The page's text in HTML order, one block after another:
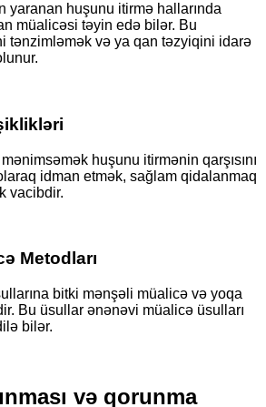
yaranan huşunu itirmə hallarında
müalicəsi təyin edə bilər. Bu
tənzimləmək və ya qan təzyiqini idarə
huşunu itirmənin qarşısını
idman etmək, sağlam qidalanmaq
vacibdir.
Metodları
bitki mənşəli müalicə və yoqa
Bu üsullar ənənəvi müalicə üsulları
bilər.
və qorunma